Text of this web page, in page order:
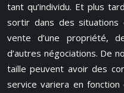
tant qu’individu. Et plus
sortir dans des situations
vente d’une propriété,
d’autres négociations. De
taille peuvent avoir des
service variera en